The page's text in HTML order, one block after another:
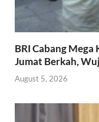
BRI Cabang
Jumat Berkah,
August 5, 2026